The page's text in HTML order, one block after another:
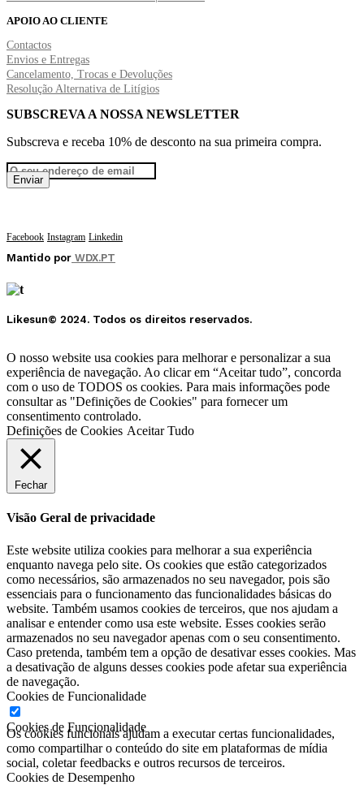
APOIO AO CLIENTE
Contactos
Envios e Entregas
Cancelamento, Trocas e Devoluções
Resolução Alternativa de Litígios
SUBSCREVA A NOSSA NEWSLETTER
Subscreva e receba 10% de desconto na sua primeira compra.
Facebook Instagram Linkedin
Mantido por WDX.PT
Likesun© 2024. Todos os direitos reservados.
O nosso website usa cookies para melhorar e personalizar a sua
experiência de navegação. Ao clicar em “Aceitar tudo”, concorda
com o uso de TODOS os cookies. Para mais informações pode
consultar as "Definições de Cookies" para fornecer um
consentimento controlado.
Definições de Cookies Aceitar Tudo
Fechar
Visão Geral de privacidade
Este website utiliza cookies para melhorar a sua experiência
enquanto navega pelo site. Os cookies que estão categorizados
como necessários, são armazenados no seu navegador, pois são
essenciais para o funcionamento das funcionalidades básicas do
website. Também usamos cookies de terceiros, que nos ajudam a
analisar e entender como usa este website. Esses cookies serão
armazenados no seu navegador apenas com o seu consentimento.
Caso pretenda, também tem a opção de desativar esses cookies. Mas
a desativação de alguns desses cookies pode afetar sua experiência
de navegação.
Cookies de Funcionalidade
Cookies de Funcionalidade
Os cookies funcionais ajudam a executar certas funcionalidades,
como compartilhar o conteúdo do site em plataformas de mídia
social, coletar feedbacks e outros recursos de terceiros.
Cookies de Desempenho